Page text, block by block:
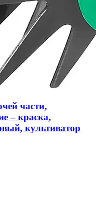
части,
– краска,
культиватор